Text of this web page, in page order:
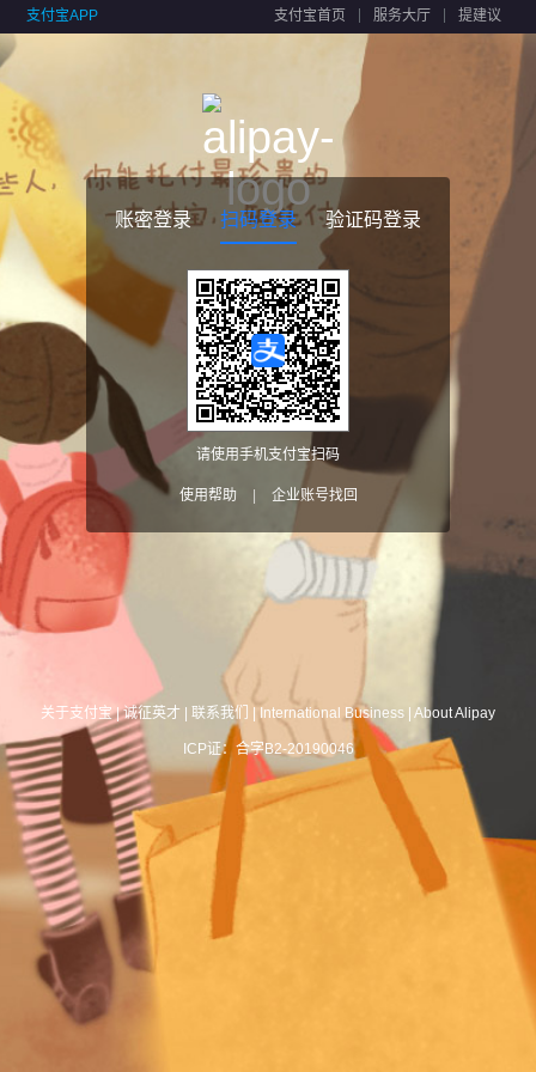
支付宝APP 支付宝首页 服务大厅 提建议
账密登录 扫码登录 验证码登录
请使用手机支付宝扫码
使用帮助 企业账号找回
关于支付宝|诚征英才 联系我们 International Business About Alipay
ICP证：合字B2-20190046